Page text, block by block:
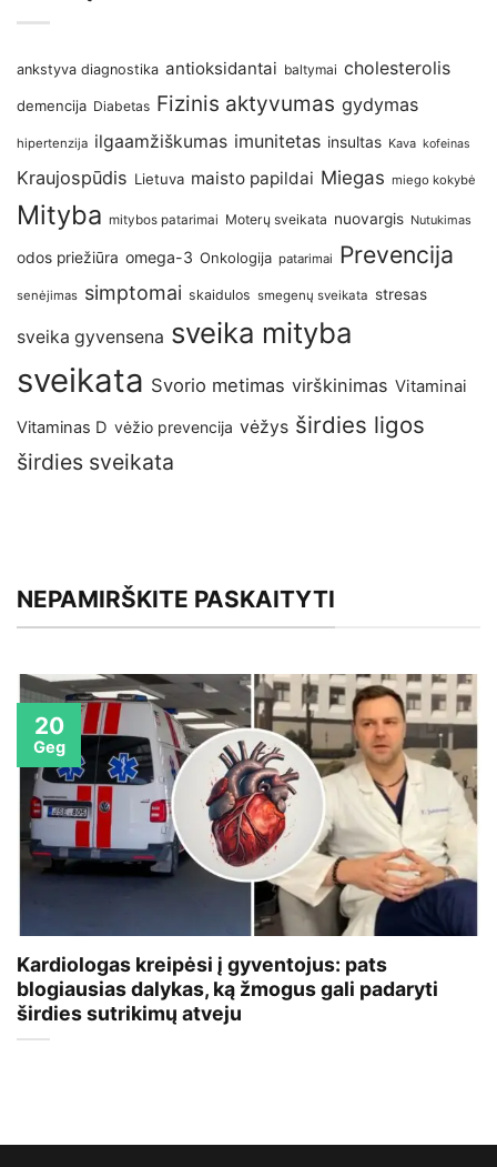
ankstyva diagnostika antioksidantai baltymai cholesterolis
demencija Diabetas Fizinis aktyvumas gydymas
hipertenzija ilgaamžiškumas imunitetas insultas Kava kofeinas
Kraujospūdis Lietuva maisto papildai Miegas miego kokybė
Mityba mitybos patarimai Moterų sveikata nuovargis Nutukimas
odos priežiūra omega-3 Onkologija patarimai Prevencija
senėjimas simptomai skaidulos smegenų sveikata stresas
sveika gyvensena sveika mityba
sveikata Svorio metimas virškinimas Vitaminai
Vitaminas D vėžio prevencija vėžys širdies ligos
širdies sveikata
NEPAMIRŠKITE PASKAITYTI
Kardiologas kreipėsi į gyventojus: pats
blogiausias dalykas, ką žmogus gali padaryti
širdies sutrikimų atveju
20
Geg